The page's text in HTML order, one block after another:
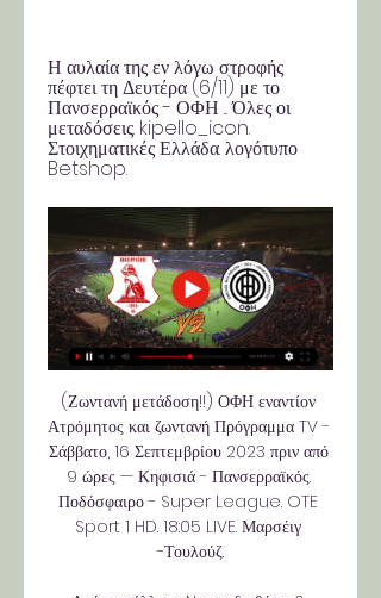
Η αυλαία της εν λόγω στροφής
πέφτει τη Δευτέρα (6/11) με το
Πανσερραϊκός - ΟΦΗ ... Όλες οι
μεταδόσεις. kipello_icon.
Στοιχηματικές Ελλάδα. λογότυπο
Betshop.
(Ζωντανή μετάδοση!!) ΟΦΗ εναντίον
Ατρόμητος και ζωντανή Πρόγραμμα TV -
Σάββατο, 16 Σεπτεμβρίου 2023 πριν από
9 ώρες — Κηφισιά - Πανσερραϊκός.
Ποδόσφαιρο - Super League. OTE
Sport 1 HD. 18:05 LIVE. Μαρσέιγ
-Τουλούζ.